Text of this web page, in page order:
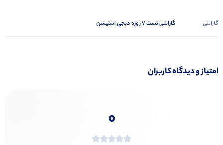
گارانتی گارانتی تست 7 روزه دیجی استیشن
امتیاز و دیدگاه کاربران
0